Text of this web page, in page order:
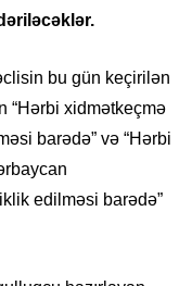
bu gün keçirilən
“Hərbi xidmətkeçmə
barədə” və “Hərbi
edilməsi barədə”